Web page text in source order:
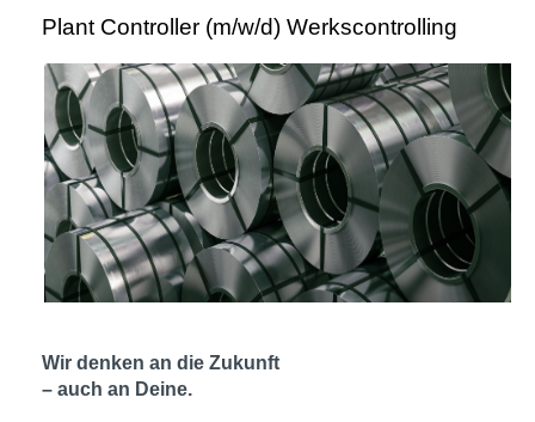
Plant Controller (m/w/d) Werkscontrolling
Wir denken an die Zukunft
– auch an Deine.